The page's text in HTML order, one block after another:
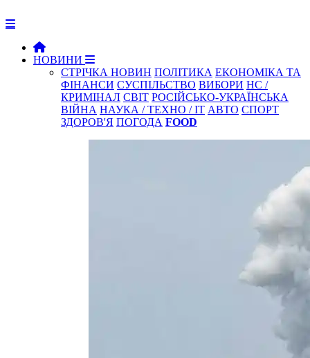
НОВИНИ
СТРІЧКА НОВИН ПОЛІТИКА ЕКОНОМІКА ТА
ФІНАНСИ СУСПІЛЬСТВО ВИБОРИ НС /
КРИМІНАЛ СВІТ РОСІЙСЬКО-УКРАЇНСЬКА
ВІЙНА НАУКА / ТЕХНО / IT АВТО СПОРТ
ЗДОРОВ'Я ПОГОДА FOOD